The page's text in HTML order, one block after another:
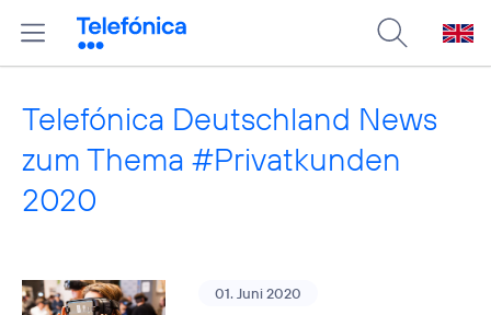
Telefónica Deutschland News
zum Thema #Privatkunden
2020
01. Juni 2020